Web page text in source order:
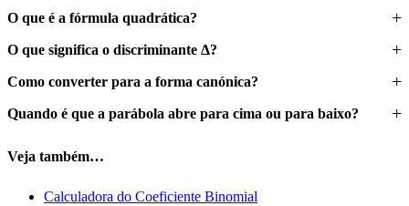
O que é a fórmula quadrática?
O que significa o discriminante Δ?
Como converter para a forma canónica?
Quando é que a parábola abre para cima ou para baixo?
Veja também…
Calculadora do Coeficiente Binomial